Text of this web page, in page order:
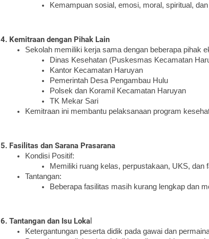
Kemampuan sosial, emosi, moral, spiritual,
4. Kemitraan dengan Pihak Lain
Sekolah memiliki kerja sama dengan beberapa pihak
Dinas Kesehatan (Puskesmas Kecamatan
Kantor Kecamatan Haruyan
Pemerintah Desa Pengambau Hulu
Polsek dan Koramil Kecamatan Haruyan
TK Mekar Sari
Kemitraan ini membantu pelaksanaan program
5. Fasilitas dan Sarana Prasarana
Kondisi Positif:
Memiliki ruang kelas, perpustakaan, UKS, dan
Tantangan:
Beberapa fasilitas masih kurang lengkap dan
6. Tantangan dan Isu Lokal
Ketergantungan peserta didik pada gawai dan